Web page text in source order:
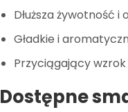
Dłuższa żywotność
Gładkie i
Przyciągający
Dostępne